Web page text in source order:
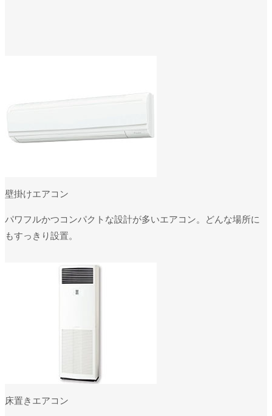
壁掛けエアコン
パワフルかつコンパクトな設計が多いエアコン。どんな場所に
もすっきり設置。
床置きエアコン